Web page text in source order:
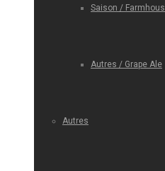
Saison /
Autres / Grape Ale
Autres